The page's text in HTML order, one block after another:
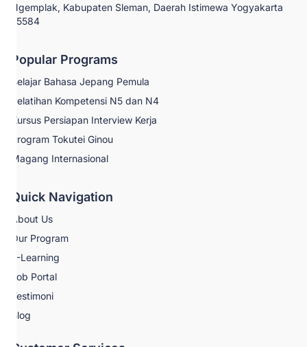
Ngemplak, Kabupaten Sleman, Daerah Istimewa Yogyakarta
55584
Popular Programs
Belajar Bahasa Jepang Pemula
Pelatihan Kompetensi N5 dan N4
Kursus Persiapan Interview Kerja
Program Tokutei Ginou
Magang Internasional
Quick Navigation
About Us
Our Program
E-Learning
Job Portal
Testimoni
Blog